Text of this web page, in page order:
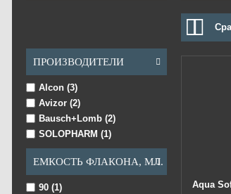
ПРОИЗВОДИТЕЛИ
Alcon (3)
Avizor (2)
Bausch+Lomb (2)
SOLOPHARM (1)
ЕМКОСТЬ ФЛАКОНА, МЛ.
90 (1)
Aqua